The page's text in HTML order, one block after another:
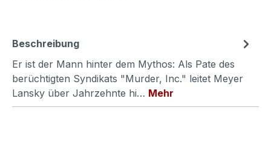
Beschreibung
Er ist der Mann hinter dem Mythos: Als Pate des
berüchtigten Syndikats "Murder, Inc." leitet Meyer
Lansky über Jahrzehnte hi… Mehr